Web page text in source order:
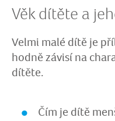
Věk dítěte a
Velmi malé dítě je
hodně závisí na
dítěte.
Čím je dítě